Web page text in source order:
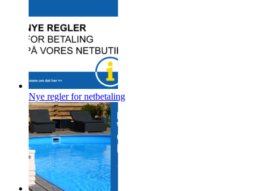
Nye regler for netbetaling